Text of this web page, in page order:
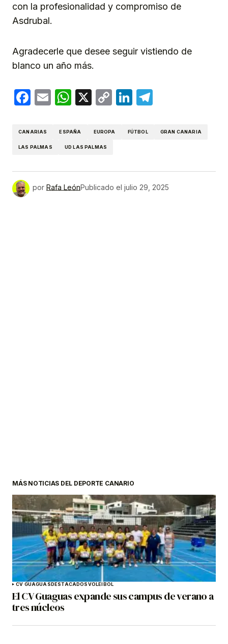
con la profesionalidad y compromiso de
Asdrubal.
Agradecerle que desee seguir vistiendo de
blanco un año más.
Facebook
EmailWhatsApp
X
CopyLinkedIn
CANARIAS ESPAÑA EUROPA FÚTBOL GRAN CANARIA
LAS PALMAS UD LAS PALMAS
por Rafa LeónPublicado el julio 29, 2025
MÁS NOTICIAS DEL DEPORTE CANARIO
CV GUAGUASDESTACADOSVOLEIBOL
El CV Guaguas expande sus campus de verano a
tres núcleos